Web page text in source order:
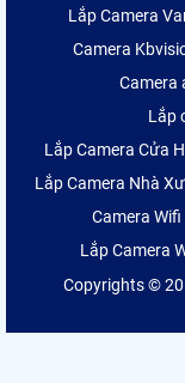
Lắp Camera
Camera
Camera
Lắp
Lắp Camera Cửa
Lắp Camera Nhà
Camera Wifi
Lắp Camera
Copyrights ©